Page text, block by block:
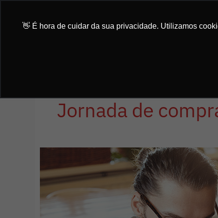
👋 É hora de cuidar da sua privacidade. Utilizamos
Jornada de
definir
seu
ICP